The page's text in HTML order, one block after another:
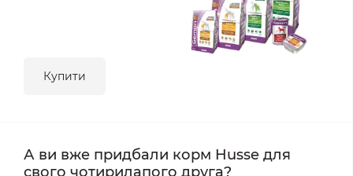
Купити
А ви вже придбали корм Husse для
свого чотирилапого друга?